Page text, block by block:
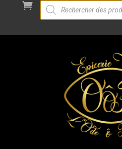

Recherche
de